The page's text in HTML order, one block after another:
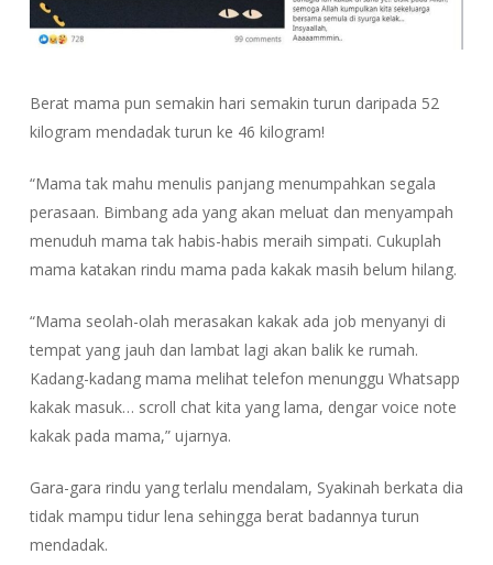
Berat mama pun semakin hari semakin turun daripada 52
kilogram mendadak turun ke 46 kilogram!
“Mama tak mahu menulis panjang menumpahkan segala
perasaan. Bimbang ada yang akan meluat dan menyampah
menuduh mama tak habis-habis meraih simpati. Cukuplah
mama katakan rindu mama pada kakak masih belum hilang.
“Mama seolah-olah merasakan kakak ada job menyanyi di
tempat yang jauh dan lambat lagi akan balik ke rumah.
Kadang-kadang mama melihat telefon menunggu Whatsapp
kakak masuk… scroll chat kita yang lama, dengar voice note
kakak pada mama,” ujarnya.
Gara-gara rindu yang terlalu mendalam, Syakinah berkata dia
tidak mampu tidur lena sehingga berat badannya turun
mendadak.